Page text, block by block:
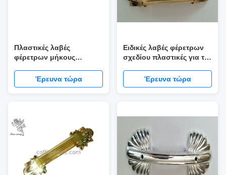
Πλαστικές λαβές
φέρετρων μήκους
χρυσό αφρικανικό ύφος
χρώματος
Έρευνα τώρα
Ειδικές λαβές φέρετρων
σχεδίου πλαστικές για τη
Έρευνα τώρα